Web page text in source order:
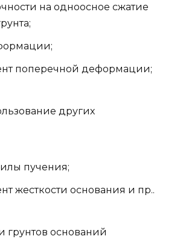
на одноосное сжатие
поперечной деформации;
других
пучения;
жесткости основания и пр..
грунтов оснований